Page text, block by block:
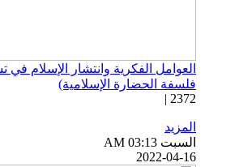
العوامل الفكرية وانتشار الإسلام
فلسفة الحضارة الإسلامية)
2372 |
المزيد
السبت AM 03:13
2022-04-16